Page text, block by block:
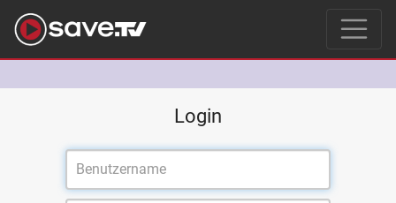
Login